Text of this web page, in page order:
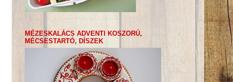
MÉZESKALÁCS ADVENTI KOSZORÚ,
MÉCSESTARTÓ, DÍSZEK